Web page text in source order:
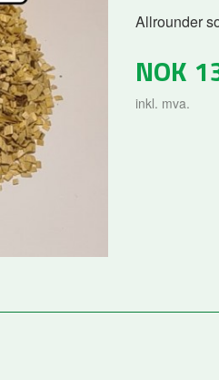
Allrounder
NOK
inkl. mva.